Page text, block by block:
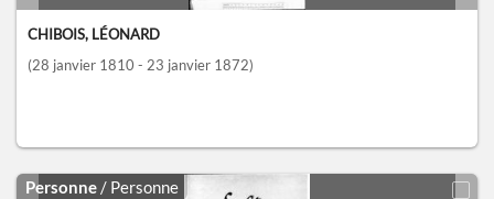
CHIBOIS, LÉONARD
(28 janvier 1810 - 23 janvier 1872)
Personne / Personne